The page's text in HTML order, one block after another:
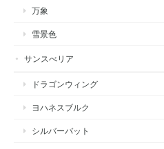
万象
雪景色
サンスべリア
ドラゴンウィング
ヨハネスブルク
シルバーバット